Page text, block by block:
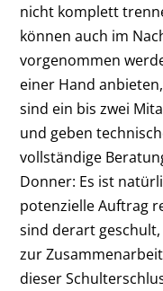
nicht komplett
können auch im
vorgenommen
einer Hand
sind ein bis zwei
und geben
vollständige
Donner: Es ist
potenzielle Auftrag
sind derart
zur
dieser